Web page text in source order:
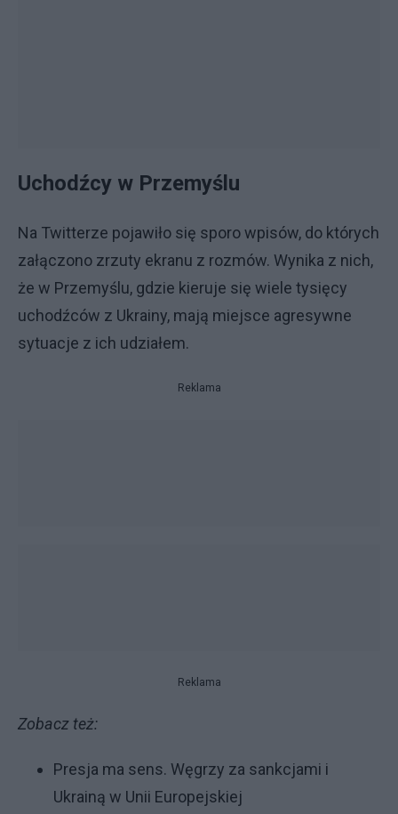
Uchodźcy w Przemyślu
Na Twitterze pojawiło się sporo wpisów, do których
załączono zrzuty ekranu z rozmów. Wynika z nich,
że w Przemyślu, gdzie kieruje się wiele tysięcy
uchodźców z Ukrainy, mają miejsce agresywne
sytuacje z ich udziałem.
Reklama
Reklama
Zobacz też:
Presja ma sens. Węgrzy za sankcjami i
Ukrainą w Unii Europejskiej